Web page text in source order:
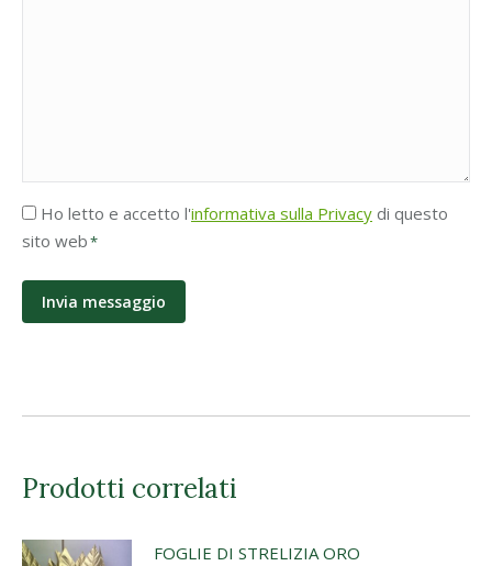
Accettazione
Privacy
Ho letto e accetto l'informativa sulla Privacy di questo
sito web*
Prodotti correlati
FOGLIE DI STRELIZIA ORO